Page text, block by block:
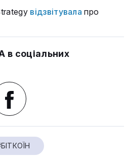
відзвітувала про
в соціальних